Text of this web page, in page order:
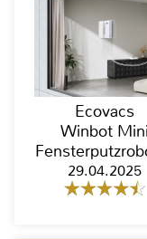
Ecovacs
Winbot Mini
29.04.2025